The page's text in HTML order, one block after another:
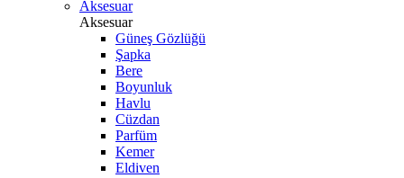
Aksesuar
Aksesuar
Güneş Gözlüğü
Şapka
Bere
Boyunluk
Havlu
Cüzdan
Parfüm
Kemer
Eldiven